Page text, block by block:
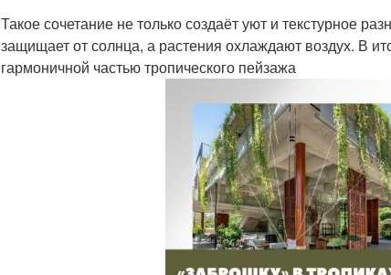
Такое сочетание не только создаёт уют и текстурное
защищает от солнца, а растения охлаждают воздух. В
гармоничной частью тропического пейзажа